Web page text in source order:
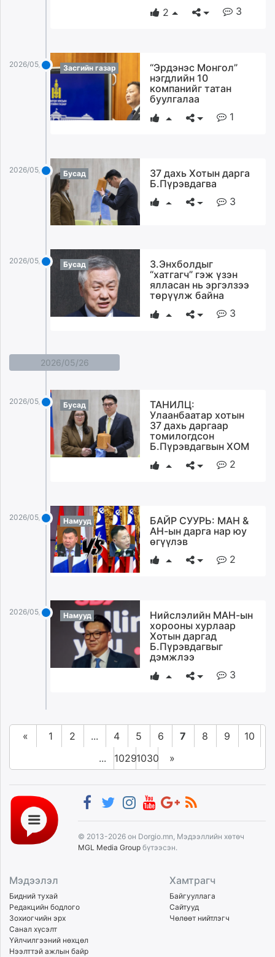
2
3
2026/05/27 Засгийн газар
“Эрдэнэс Монгол”
нэгдлийн 10
компанийг татан
буулгалаа
1
2026/05/27 Бусад
37 дахь Хотын дарга
Б.Пүрэвдагва
3
2026/05/27 Бусад
З.Энхболдыг
“хатгагч” гэж үзэн
ялласан нь эргэлзээ
төрүүлж байна
3
2026/05/26
2026/05/26 Бусад
ТАНИЛЦ:
Улаанбаатар хотын
37 дахь даргаар
томилогдсон
Б.Пүрэвдагвын ХОМ
2
2026/05/26 Намууд
БАЙР СУУРЬ: МАН &
АН-ын дарга нар юу
өгүүлэв
2
2026/05/26 Намууд
Нийслэлийн МАН-ын
хорооны хурлаар
Хотын даргад
Б.Пүрэвдагвыг
дэмжлээ
3
« 1 2 ... 4 5 6 7 8 9
10
...
10291030 »
© 2013-2026 он Dorgio.mn, Мэдээллийн хөтөч
MGL Media Group бүтээсэн.
Мэдээлэл
Бидний тухай
Редакцийн бодлого
Зохиогчийн эрх
Санал хүсэлт
Үйлчилгээний нөхцөл
Нээлттэй ажлын байр
Хамтрагч
Байгууллага
Сайтууд
Чөлөөт нийтлэгч